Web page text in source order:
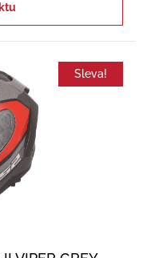
Sleva!